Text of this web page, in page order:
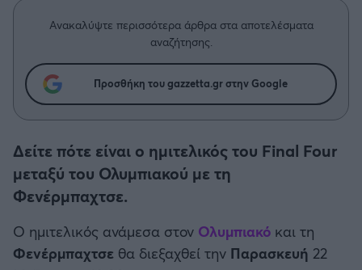
Άρης
Λεβαδειακός
Βόλος
Ατρόμητος Αθηνών
Κηφισιά
Μεγάλη μου Αγάπη
Ανακαλύψτε περισσότερα άρθρα στα αποτελέσματα
αναζήτησης.
Προσθήκη του gazzetta.gr στην Google
Δείτε πότε είναι ο ημιτελικός του Final Four
μεταξύ του Ολυμπιακού με τη
Φενέρμπαχτσε.
Ο ημιτελικός ανάμεσα στον Ολυμπιακό και τη
Φενέρμπαχτσε θα διεξαχθεί την Παρασκευή 22